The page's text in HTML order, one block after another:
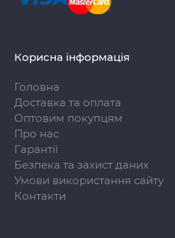
Корисна інформація
Головна
Доставка та оплата
Оптовим покупцям
Про нас
Гарантії
Безпека та захист даних
Умови використання сайту
Контакти